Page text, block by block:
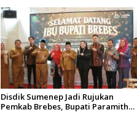
Disdik Sumenep Jadi Rujukan
Pemkab Brebes, Bupati Paramitha